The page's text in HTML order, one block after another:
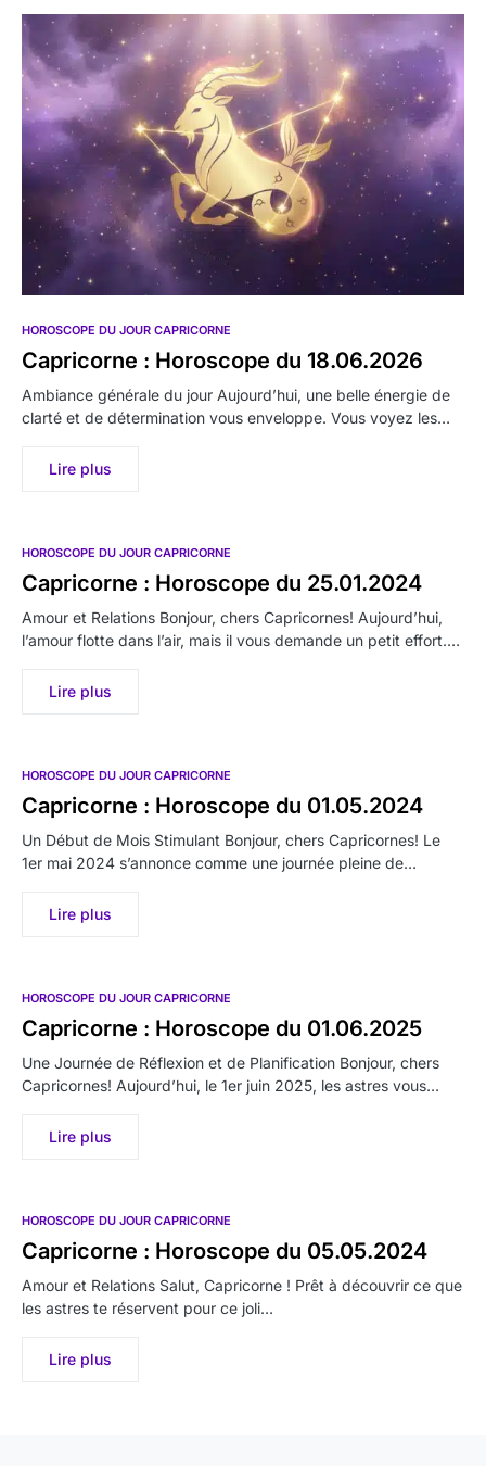
HOROSCOPE DU JOUR CAPRICORNE
Capricorne : Horoscope du 18.06.2026
Ambiance générale du jour Aujourd’hui, une belle énergie de
clarté et de détermination vous enveloppe. Vous voyez les…
Lire plus
HOROSCOPE DU JOUR CAPRICORNE
Capricorne : Horoscope du 25.01.2024
Amour et Relations Bonjour, chers Capricornes! Aujourd’hui,
l’amour flotte dans l’air, mais il vous demande un petit effort.…
Lire plus
HOROSCOPE DU JOUR CAPRICORNE
Capricorne : Horoscope du 01.05.2024
Un Début de Mois Stimulant Bonjour, chers Capricornes! Le
1er mai 2024 s’annonce comme une journée pleine de…
Lire plus
HOROSCOPE DU JOUR CAPRICORNE
Capricorne : Horoscope du 01.06.2025
Une Journée de Réflexion et de Planification Bonjour, chers
Capricornes! Aujourd’hui, le 1er juin 2025, les astres vous…
Lire plus
HOROSCOPE DU JOUR CAPRICORNE
Capricorne : Horoscope du 05.05.2024
Amour et Relations Salut, Capricorne ! Prêt à découvrir ce que
les astres te réservent pour ce joli…
Lire plus